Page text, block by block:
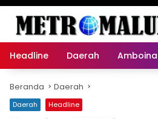
Headline Daerah Amboina
Beranda Daerah
Daerah Headline